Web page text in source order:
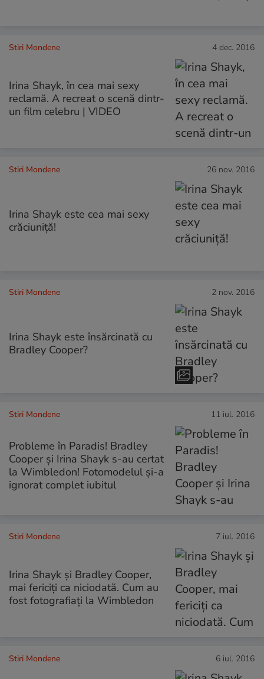
Stiri Mondene 4 dec. 2016
Irina Shayk, în cea mai sexy
reclamă. A recreat o scenă dintr-
un film celebru | VIDEO
Stiri Mondene 26 nov. 2016
Irina Shayk este cea mai sexy
crăciuniță!
Stiri Mondene 2 nov. 2016
Irina Shayk este însărcinată cu
Bradley Cooper?
Stiri Mondene 11 iul. 2016
Probleme în Paradis! Bradley
Cooper și Irina Shayk s-au certat
la Wimbledon! Fotomodelul și-a
ignorat complet iubitul
Stiri Mondene 7 iul. 2016
Irina Shayk și Bradley Cooper,
mai fericiți ca niciodată. Cum au
fost fotografiați la Wimbledon
Stiri Mondene 6 iul. 2016